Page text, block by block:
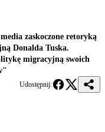
zaskoczone retoryką
Donalda Tuska.
migracyjną swoich
Udostępnij: